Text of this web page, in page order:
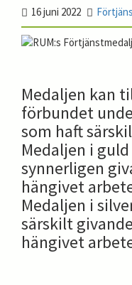
16 juni 2022
Medaljen kan
förbundet
som haft
Medaljen i
synnerligen
hängivet
Medaljen i
särskilt
hängivet